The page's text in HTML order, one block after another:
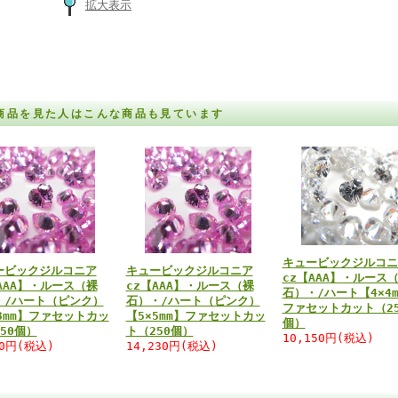
拡大表示
品を見た人はこんな商品も見ています
ビックジルコニア
】・ルース（裸
/ハート（ピンク）
】ファセットカッ
個）
円(税込)
キュービックジルコニア
cz【AAA】・ルース（裸
石）・/ハート（ピンク）
【5×5mm】ファセットカッ
ト（250個）
14,230円(税込)
キュービックジルコ
cz【AAA】・ルース
石）・/ハート【
ファセットカット（
個）
10,150円(税込)